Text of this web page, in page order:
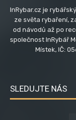
InRybar.cz je
ze světa rybaření,
od návodů až po
společnost InRybář
Místek, IČ:
SLEDUJTE NÁS